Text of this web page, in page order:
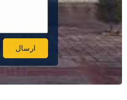
ارسال
Alternative: